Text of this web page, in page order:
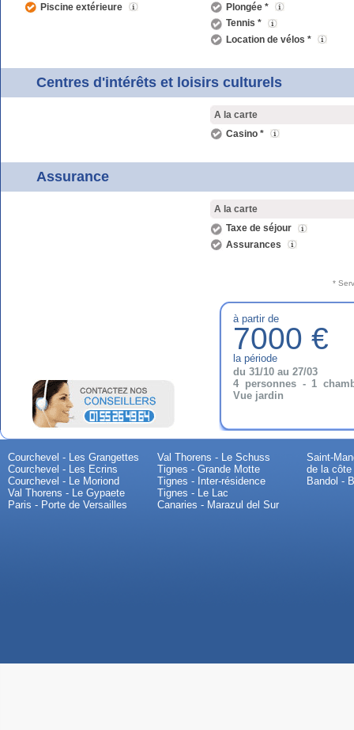
Piscine extérieure
Plongée *
Tennis *
Location de vélos *
Centres d'intérêts et loisirs culturels
A la carte
Casino *
Assurance
A la carte
Taxe de séjour
Assurances
*
à partir de
7000 €
la période
du 31/10 au 27/03
4 personnes - 1
Vue jardin
Courchevel - Les Grangettes
Courchevel - Les Ecrins
Courchevel - Le Moriond
Val Thorens - Le Gypaete
Paris - Porte de Versailles
Val Thorens - Le Schuss
Tignes - Grande Motte
Tignes - Inter-résidence
Tignes - Le Lac
Canaries - Marazul del Sur
Saint-
de la côte
Bandol -